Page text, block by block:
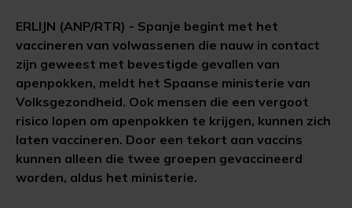
ERLIJN (ANP/RTR) - Spanje begint met het
vaccineren van volwassenen die nauw in contact
zijn geweest met bevestigde gevallen van
apenpokken, meldt het Spaanse ministerie van
Volksgezondheid. Ook mensen die een vergoot
risico lopen om apenpokken te krijgen, kunnen zich
laten vaccineren. Door een tekort aan vaccins
kunnen alleen die twee groepen gevaccineerd
worden, aldus het ministerie.